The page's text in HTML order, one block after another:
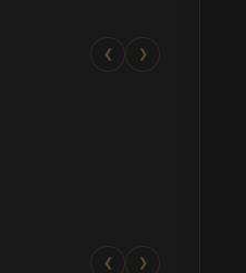
❮ ❯
❮ ❯